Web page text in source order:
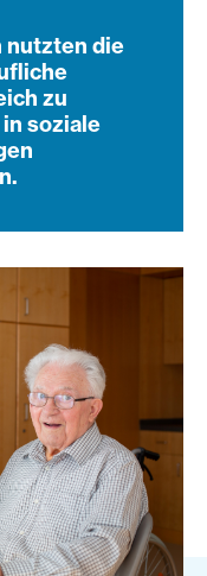
nutzten die
zu
soziale